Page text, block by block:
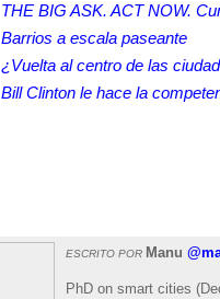
THE BIG ASK. ACT NOW.
Barrios a escala paseante
¿Vuelta al centro de las
Bill Clinton le hace la
ESCRITO POR Manu
PhD on smart cities